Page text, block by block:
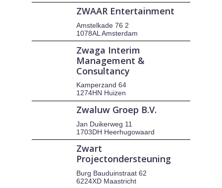
ZWAAR Entertainment
Amstelkade 76 2
1078AL Amsterdam
Zwaga Interim
Management &
Consultancy
Kamperzand 64
1274HN Huizen
Zwaluw Groep B.V.
Jan Duikerweg 11
1703DH Heerhugowaard
Zwart
Projectondersteuning
Burg Bauduinstraat 62
6224XD Maastricht